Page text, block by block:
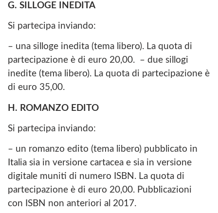
G. SILLOGE INEDITA
Si partecipa inviando:
– una silloge inedita (tema libero). La quota di
partecipazione è di euro 20,00. – due sillogi
inedite (tema libero). La quota di partecipazione è
di euro 35,00.
H. ROMANZO EDITO
Si partecipa inviando:
– un romanzo edito (tema libero) pubblicato in
Italia sia in versione cartacea e sia in versione
digitale muniti di numero ISBN. La quota di
partecipazione è di euro 20,00. Pubblicazioni
con ISBN non anteriori al 2017.